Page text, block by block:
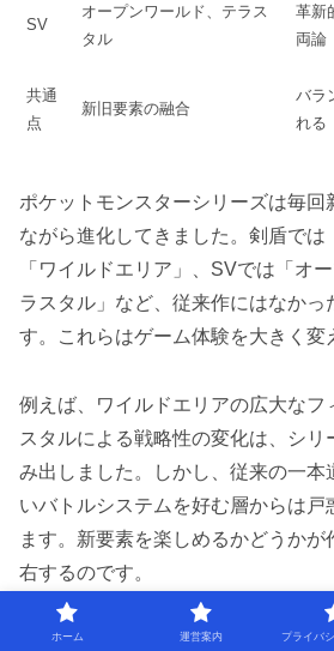
SV
オープンワールド、テラス
タル
革新
両論
共通
点
新旧要素の融合
バラ
れる
ポケットモンスターシリーズは毎回
ながら進化してきました。剣盾では
「ワイルドエリア」、SVでは「オ
ラスタル」など、従来作にはなかっ
す。これらはゲーム体験を大きく変
例えば、ワイルドエリアの広大なフ
スタルによる戦略性の変化は、シリ
み出しました。しかし、従来の一本
いバトルシステムを好む層からは戸
ます。新要素を楽しめるかどうかが
右するのです。
また、「みんなの 物語 ひどい」な
ホーム 運営案内 プライバ